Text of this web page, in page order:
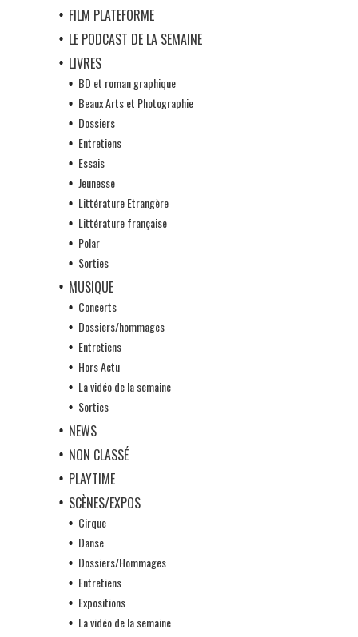
FILM PLATEFORME
LE PODCAST DE LA SEMAINE
LIVRES
BD et roman graphique
Beaux Arts et Photographie
Dossiers
Entretiens
Essais
Jeunesse
Littérature Etrangère
Littérature française
Polar
Sorties
MUSIQUE
Concerts
Dossiers/hommages
Entretiens
Hors Actu
La vidéo de la semaine
Sorties
NEWS
NON CLASSÉ
PLAYTIME
SCÈNES/EXPOS
Cirque
Danse
Dossiers/Hommages
Entretiens
Expositions
La vidéo de la semaine